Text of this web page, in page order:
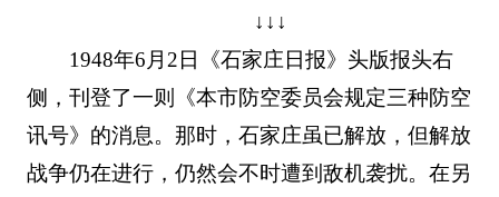
↓↓↓
1948年6月2日《石家庄日报》头版报头右
侧，刊登了一则《本市防空委员会规定三种防空
讯号》的消息。那时，石家庄虽已解放，但解放
战争仍在进行，仍然会不时遭到敌机袭扰。在另